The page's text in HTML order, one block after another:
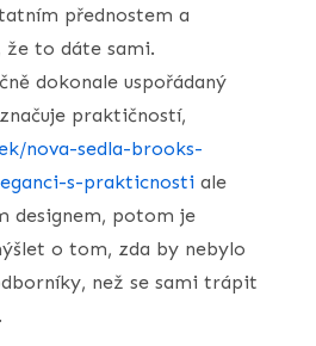
přednostem a
že to dáte sami.
dokonale uspořádaný
praktičností,
nova-sedla-brooks-
s-prakticnosti ale
designem, potom je
o tom, zda by nebylo
než se sami trápit